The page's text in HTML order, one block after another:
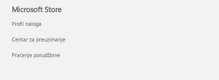
Microsoft Store
Profil naloga
Centar za preuzimanje
Praćenje porudžbine